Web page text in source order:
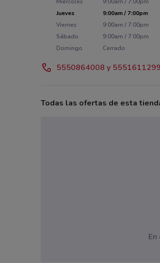
Jueves
9:00am / 7:00pm
Viernes
9:00am / 7:00pm
Sábado
9:00am / 7:00pm
Domingo
Cerrado
5550864008 y 5551611299
Todas las ofertas de esta